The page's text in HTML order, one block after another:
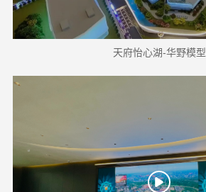
天府怡心湖-华野模型